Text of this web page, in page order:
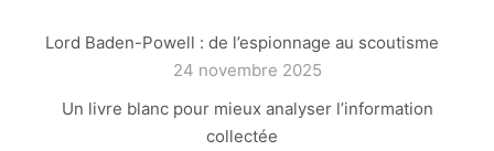
Lord Baden-Powell : de l’espionnage au scoutisme
24 novembre 2025
Un livre blanc pour mieux analyser l’information
collectée